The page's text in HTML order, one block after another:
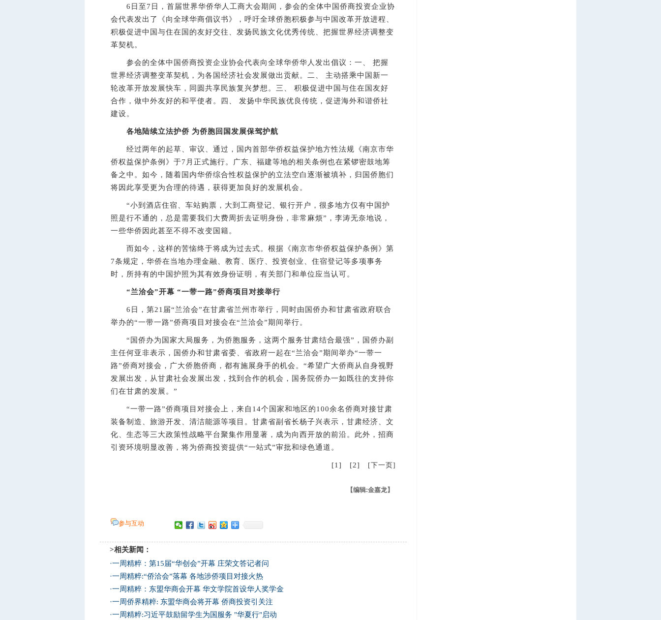
6日至7日，首届世界华侨华人工商大会期间，参会的全体中国侨商投资企业协
会代表发出了《向全球华商倡议书》，呼吁全球侨胞积极参与中国改革开放进程、
积极促进中国与住在国的友好交往、发扬民族文化优秀传统、把握世界经济调整变
革契机。
参会的全体中国侨商投资企业协会代表向全球华侨华人发出倡议：一、 把握
世界经济调整变革契机，为各国经济社会发展做出贡献。二、 主动搭乘中国新一
轮改革开放发展快车，同圆共享民族复兴梦想。三、 积极促进中国与住在国友好
合作，做中外友好的和平使者。四、 发扬中华民族优良传统，促进海外和谐侨社
建设。
各地陆续立法护侨 为侨胞回国发展保驾护航
经过两年的起草、审议、通过，国内首部华侨权益保护地方性法规《南京市华
侨权益保护条例》于7月正式施行。广东、福建等地的相关条例也在紧锣密鼓地筹
备之中。如今，随着国内华侨综合性权益保护的立法空白逐渐被填补，归国侨胞们
将因此享受更为合理的待遇，获得更加良好的发展机会。
“小到酒店住宿、车站购票，大到工商登记、银行开户，很多地方仅有中国护
照是行不通的，总是需要我们大费周折去证明身份，非常麻烦”，李涛无奈地说，
一些华侨因此甚至不得不改变国籍。
而如今，这样的苦恼终于将成为过去式。根据《南京市华侨权益保护条例》第
7条规定，华侨在当地办理金融、教育、医疗、投资创业、住宿登记等多项事务
时，所持有的中国护照为其有效身份证明，有关部门和单位应当认可。
“兰洽会”开幕 “一带一路”侨商项目对接举行
6日，第21届“兰洽会”在甘肃省兰州市举行，同时由国侨办和甘肃省政府联合
举办的“一带一路”侨商项目对接会在“兰洽会”期间举行。
“国侨办为国家大局服务，为侨胞服务，这两个服务甘肃结合最强”，国侨办副
主任何亚非表示，国侨办和甘肃省委、省政府一起在“兰洽会”期间举办“一带一
路”侨商对接会，广大侨胞侨商，都有施展身手的机会。“希望广大侨商从自身视野
发展出发，从甘肃社会发展出发，找到合作的机会，国务院侨办一如既往的支持你
们在甘肃的发展。”
“一带一路”侨商项目对接会上，来自14个国家和地区的100余名侨商对接甘肃
装备制造、旅游开发、清洁能源等项目。甘肃省副省长杨子兴表示，甘肃经济、文
化、生态等三大政策性战略平台聚集作用显著，成为向西开放的前沿。此外，招商
引资环境明显改善，将为侨商投资提供“一站式”审批和绿色通道。
[1] [2] [下一页]
【编辑:金嘉龙】
参与互动
>相关新闻：
·一周精粹：第15届“华创会”开幕 庄荣文答记者问
·一周精粹:“侨洽会”落幕 各地涉侨项目对接火热
·一周精粹：东盟华商会开幕 华文学院首设华人奖学金
·一周侨界精粹: 东盟华商会将开幕 侨商投资引关注
·一周精粹:习近平鼓励留学生为国服务 "华夏行"启动